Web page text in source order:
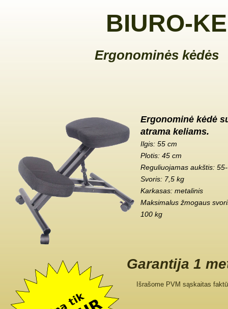
BIURO-
Ergonominės kėdės
Ergonominė kėdė
atrama keliams.
Ilgis: 55 cm
Plotis: 45 cm
Reguliuojamas aukštis:
Svoris: 7,5 kg
Karkasas: metalinis
Maksimalus žmogaus
100 kg
Garantija 1
Išrašome PVM sąskaitas